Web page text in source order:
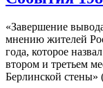
«Завершение
мнению жителей
года, которое
втором и третьем
Берлинской стены»